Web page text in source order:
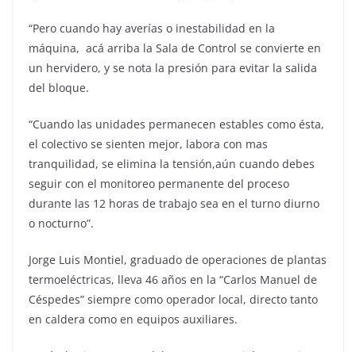
“Pero cuando hay averías o inestabilidad en la
máquina, acá arriba la Sala de Control se convierte en
un hervidero, y se nota la presión para evitar la salida
del bloque.
“Cuando las unidades permanecen estables como ésta,
el colectivo se sienten mejor, labora con mas
tranquilidad, se elimina la tensión,aún cuando debes
seguir con el monitoreo permanente del proceso
durante las 12 horas de trabajo sea en el turno diurno
o nocturno”.
Jorge Luis Montiel, graduado de operaciones de plantas
termoeléctricas, lleva 46 años en la “Carlos Manuel de
Céspedes” siempre como operador local, directo tanto
en caldera como en equipos auxiliares.